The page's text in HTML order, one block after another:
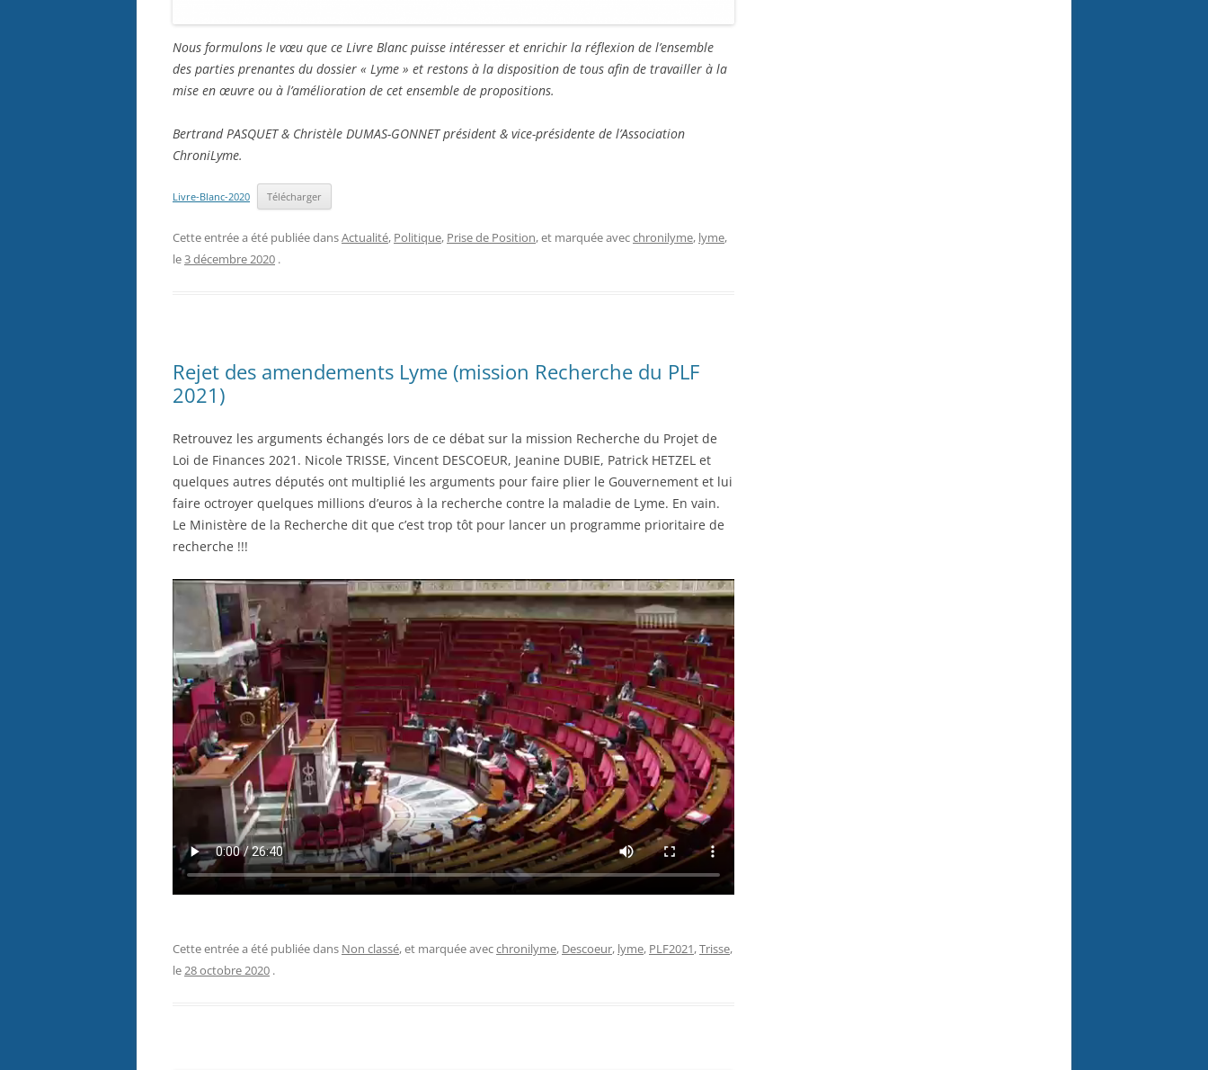
Nous formulons le vœu que ce Livre Blanc puisse intéresser et enrichir la réflexion de l’ensemble
des parties prenantes du dossier « Lyme » et restons à la disposition de tous afin de travailler à la
mise en œuvre ou à l’amélioration de cet ensemble de propositions.
Bertrand PASQUET & Christèle DUMAS-GONNET président & vice-présidente de l’Association
ChroniLyme.
Livre-Blanc-2020 Télécharger
Cette entrée a été publiée dansActualité, Politique, Prise de Position, et marquée avecchronilyme, lyme,
le3 décembre 2020 .
Rejet des amendements Lyme (mission Recherche du PLF
2021)
Retrouvez les arguments échangés lors de ce débat sur la mission Recherche du Projet de
Loi de Finances 2021. Nicole TRISSE, Vincent DESCOEUR, Jeanine DUBIE, Patrick HETZEL et
quelques autres députés ont multiplié les arguments pour faire plier le Gouvernement et lui
faire octroyer quelques millions d’euros à la recherche contre la maladie de Lyme. En vain.
Le Ministère de la Recherche dit que c’est trop tôt pour lancer un programme prioritaire de
recherche !!!
Cette entrée a été publiée dans Non classé, et marquée avecchronilyme, Descoeur, lyme, PLF2021,Trisse,
le28 octobre 2020 .